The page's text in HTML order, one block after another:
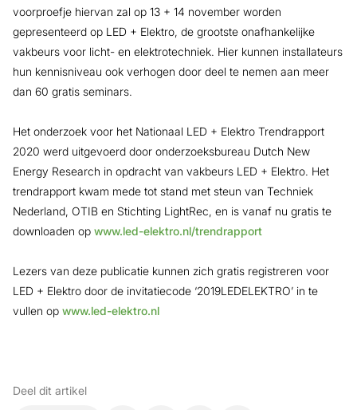
voorproefje hiervan zal op 13 + 14 november worden
gepresenteerd op LED + Elektro, de grootste onafhankelijke
vakbeurs voor licht- en elektrotechniek. Hier kunnen installateurs
hun kennisniveau ook verhogen door deel te nemen aan meer
dan 60 gratis seminars.
Het onderzoek voor het Nationaal LED + Elektro Trendrapport
2020 werd uitgevoerd door onderzoeksbureau Dutch New
Energy Research in opdracht van vakbeurs LED + Elektro. Het
trendrapport kwam mede tot stand met steun van Techniek
Nederland, OTIB en Stichting LightRec, en is vanaf nu gratis te
downloaden op www.led-elektro.nl/trendrapport
Lezers van deze publicatie kunnen zich gratis registreren voor
LED + Elektro door de invitatiecode ‘2019LEDELEKTRO’ in te
vullen op www.led-elektro.nl
Deel dit artikel